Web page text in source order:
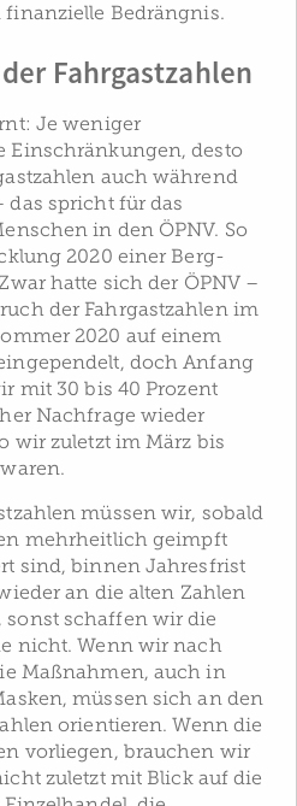
Bedrängnis.
Fahrgastzahlen
Je weniger
Einschränkungen, desto
auch während
das spricht für das
in den ÖPNV. So
2020 einer Berg-
hatte sich der ÖPNV –
der Fahrgastzahlen im
2020 auf einem
doch Anfang
mit 30 bis 40 Prozent
Nachfrage wieder
wir zuletzt im März bis
müssen wir, sobald
mehrheitlich geimpft
sind, binnen Jahresfrist
an die alten Zahlen
schaffen wir die
nicht. Wenn wir nach
Maßnahmen, auch in
müssen sich an den
orientieren. Wenn die
vorliegen, brauchen wir
zuletzt mit Blick auf die